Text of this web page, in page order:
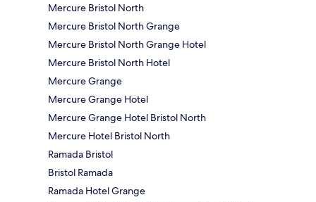
Mercure Bristol North
Mercure Bristol North Grange
Mercure Bristol North Grange Hotel
Mercure Bristol North Hotel
Mercure Grange
Mercure Grange Hotel
Mercure Grange Hotel Bristol North
Mercure Hotel Bristol North
Ramada Bristol
Bristol Ramada
Ramada Hotel Grange